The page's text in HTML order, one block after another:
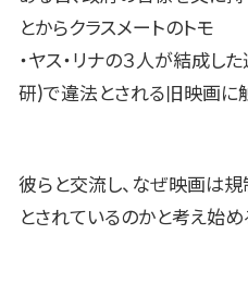
とからクラスメートのトモ
・ヤス・リナの３人が結成し
研)で違法とされる旧映画に
彼らと交流し、なぜ映画は
とされているのかと考え始め